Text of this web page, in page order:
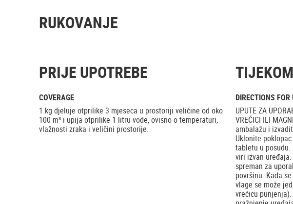
RUKOVANJE
PRIJE UPOTREBE
COVERAGE
1 kg djeluje otprilike 3 mjeseca u prostoriji veličine od oko
100 m³ i upija otprilike 1 litru vode, ovisno o temperaturi,
vlažnosti zraka i veličini prostorije.
DIRECTIONS FOR
UPUTE ZA
VREĆICI ILI
ambalažu i
Uklonite
tabletu u
viri izvan
spreman za
površinu. Kada
vlage se može
vrećicu